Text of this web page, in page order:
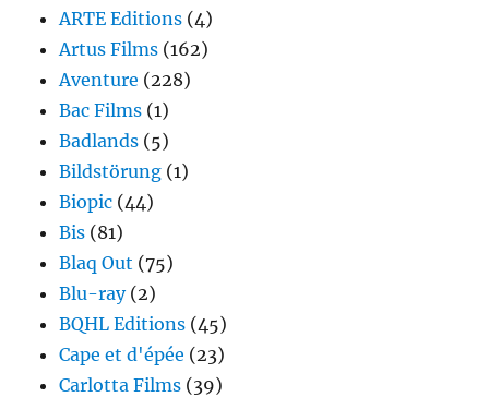
ARTE Editions (4)
Artus Films (162)
Aventure (228)
Bac Films (1)
Badlands (5)
Bildstörung (1)
Biopic (44)
Bis (81)
Blaq Out (75)
Blu-ray(2)
BQHL Editions (45)
Cape et d'épée (23)
Carlotta Films (39)